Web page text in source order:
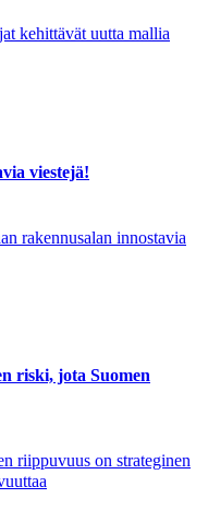
kehittävät uutta mallia
viestejä!
rakennusalan innostavia
riski, jota Suomen
riippuvuus on strateginen